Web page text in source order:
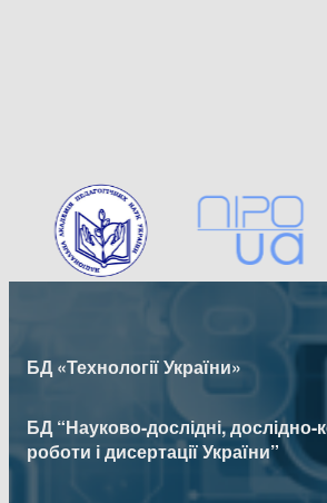
БД «Технології України»
БД “Науково-дослідні, дослідно-
роботи і дисертації України”